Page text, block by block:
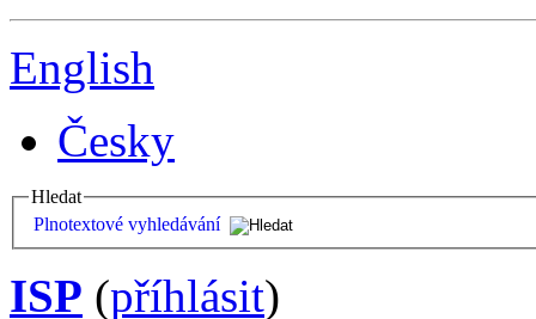
English
Česky
Hledat
Plnotextové vyhledávání
ISP (příhlásit)